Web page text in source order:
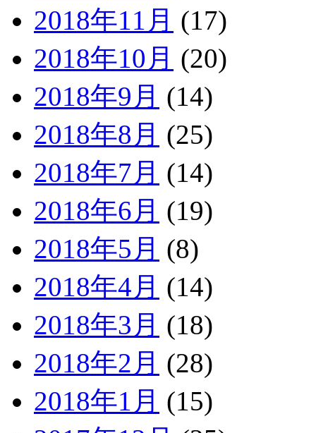
2018年11月 (17)
2018年10月 (20)
2018年9月 (14)
2018年8月 (25)
2018年7月 (14)
2018年6月 (19)
2018年5月 (8)
2018年4月 (14)
2018年3月 (18)
2018年2月 (28)
2018年1月 (15)